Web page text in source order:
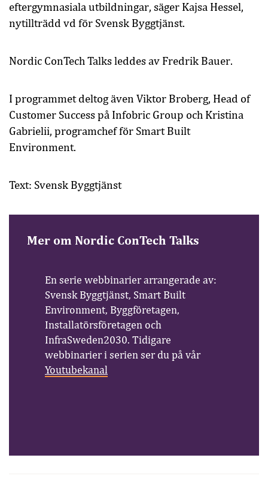
eftergymnasiala utbildningar, säger Kajsa Hessel,
nytillträdd vd för Svensk Byggtjänst.
Nordic ConTech Talks leddes av Fredrik Bauer.
I programmet deltog även Viktor Broberg, Head of
Customer Success på Infobric Group och Kristina
Gabrielii, programchef för Smart Built
Environment.
Text: Svensk Byggtjänst
Mer om Nordic ConTech Talks
En serie webbinarier arrangerade av:
Svensk Byggtjänst, Smart Built
Environment, Byggföretagen,
Installatörsföretagen och
InfraSweden2030. Tidigare
webbinarier i serien ser du på vår
Youtubekanal